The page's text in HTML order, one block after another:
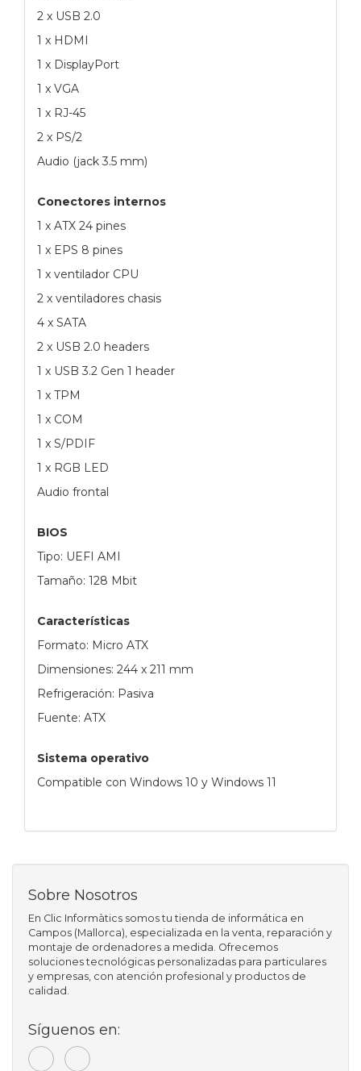
2 x USB 2.0
1 x HDMI
1 x DisplayPort
1 x VGA
1 x RJ-45
2 x PS/2
Audio (jack 3.5 mm)
Conectores internos
1 x ATX 24 pines
1 x EPS 8 pines
1 x ventilador CPU
2 x ventiladores chasis
4 x SATA
2 x USB 2.0 headers
1 x USB 3.2 Gen 1 header
1 x TPM
1 x COM
1 x S/PDIF
1 x RGB LED
Audio frontal
BIOS
Tipo: UEFI AMI
Tamaño: 128 Mbit
Características
Formato: Micro ATX
Dimensiones: 244 x 211 mm
Refrigeración: Pasiva
Fuente: ATX
Sistema operativo
Compatible con Windows 10 y Windows 11
Sobre Nosotros
En Clic Informàtics somos tu tienda de informática en
Campos (Mallorca), especializada en la venta, reparación y
montaje de ordenadores a medida. Ofrecemos
soluciones tecnológicas personalizadas para particulares
y empresas, con atención profesional y productos de
calidad.
Síguenos en: